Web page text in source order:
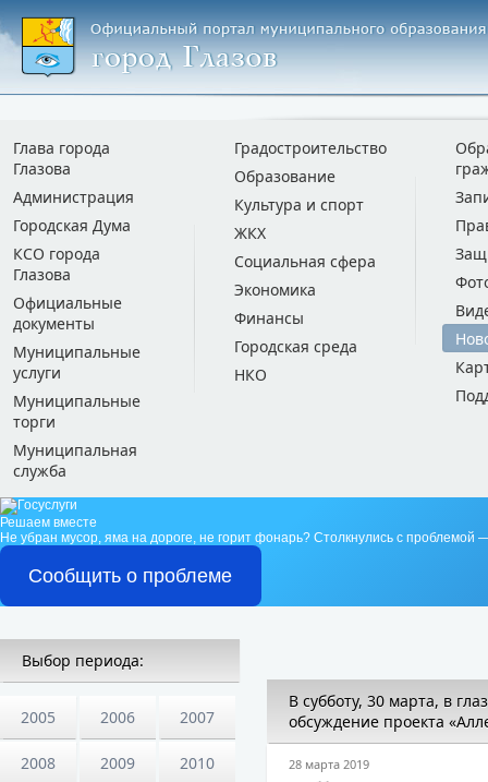
Глава города
Глазова
Администрация
Городская Дума
КСО города
Глазова
Официальные
документы
Муниципальные
услуги
Муниципальные
торги
Муниципальная
служба
Градостроительство
Образование
Культура и спорт
ЖКХ
Социальная сфера
Экономика
Финансы
Городская среда
НКО
Решаем вместе
Не убран мусор, яма на дороге, не горит фонарь? Столкнулись с проблемой
Сообщить о проблеме
Выбор периода:
2005 2006 2007
2008 2009 2010
В субботу, 30 марта, в
обсуждение проекта
28 марта 2019